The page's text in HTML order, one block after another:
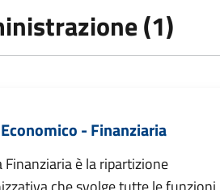
(1)
- Finanziaria
Finanziaria è la ripartizione